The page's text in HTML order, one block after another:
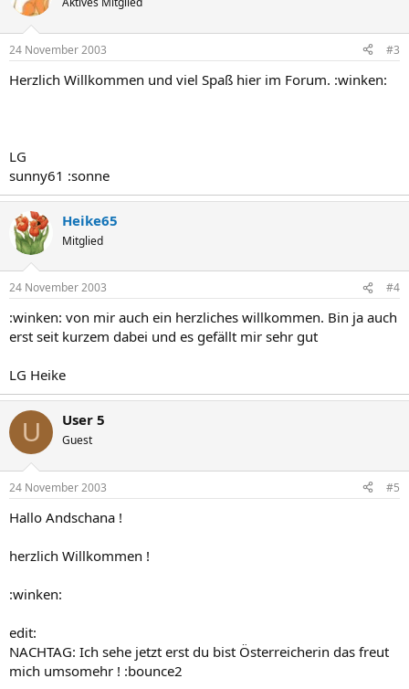
24 November 2003 #3
Herzlich Willkommen und viel Spaß hier im Forum. :winken:
LG
sunny61 :sonne
Heike65
Mitglied
24 November 2003 #4
:winken: von mir auch ein herzliches willkommen. Bin ja auch
erst seit kurzem dabei und es gefällt mir sehr gut
LG Heike
U User 5
Guest
24 November 2003 #5
Hallo Andschana !
herzlich Willkommen !
:winken:
edit:
NACHTAG: Ich sehe jetzt erst du bist Österreicherin das freut
mich umsomehr ! :bounce2